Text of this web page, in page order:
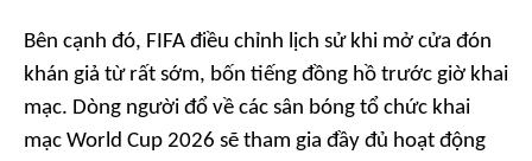
Bên cạnh đó, FIFA điều chỉnh lịch sử khi mở cửa đón
khán giả từ rất sớm, bốn tiếng đồng hồ trước giờ khai
mạc. Dòng người đổ về các sân bóng tổ chức khai
mạc World Cup 2026 sẽ tham gia đầy đủ hoạt động